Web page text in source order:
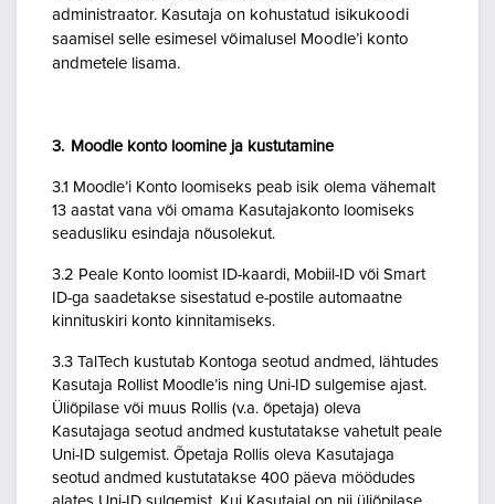
administraator. Kasutaja on kohustatud isikukoodi
saamisel selle esimesel võimalusel Moodle’i konto
andmetele lisama.
3. Moodle konto loomine ja kustutamine
3.1 Moodle’i Konto loomiseks peab isik olema vähemalt
13 aastat vana või omama Kasutajakonto loomiseks
seadusliku esindaja nõusolekut.
3.2 Peale Konto loomist ID-kaardi, Mobiil-ID või Smart
ID-ga saadetakse sisestatud e-postile automaatne
kinnituskiri konto kinnitamiseks.
3.3 TalTech kustutab Kontoga seotud andmed, lähtudes
Kasutaja Rollist Moodle’is ning Uni-ID sulgemise ajast.
Üliõpilase või muus Rollis (v.a. õpetaja) oleva
Kasutajaga seotud andmed kustutatakse vahetult peale
Uni-ID sulgemist. Õpetaja Rollis oleva Kasutajaga
seotud andmed kustutatakse 400 päeva möödudes